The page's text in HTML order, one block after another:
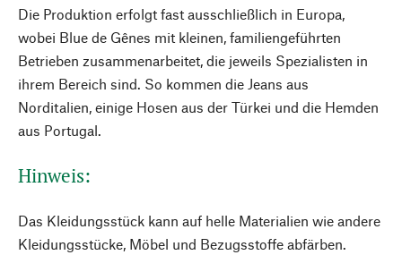
Die Produktion erfolgt fast ausschließlich in Europa,
wobei Blue de Gênes mit kleinen, familiengeführten
Betrieben zusammenarbeitet, die jeweils Spezialisten in
ihrem Bereich sind. So kommen die Jeans aus
Norditalien, einige Hosen aus der Türkei und die Hemden
aus Portugal.
Hinweis:
Das Kleidungsstück kann auf helle Materialien wie andere
Kleidungsstücke, Möbel und Bezugsstoffe abfärben.